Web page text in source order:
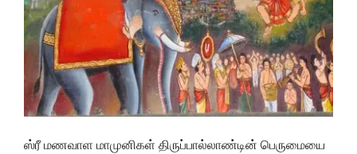
ஸ்ரீ மணவாள மாமுனிகள் திருப்பால்லாண்டின் பெருமையை